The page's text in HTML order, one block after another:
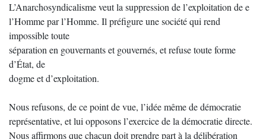
L’Anarchosyndicalisme veut la suppression de l’exploitation de e
l’Homme par l’Homme. Il préfigure une société qui rend
impossible toute
séparation en gouvernants et gouvernés, et refuse toute forme
d’État, de
dogme et d’exploitation.
Nous refusons, de ce point de vue, l’idée même de démocratie
représentative, et lui opposons l’exercice de la démocratie directe.
Nous affirmons que chacun doit prendre part à la délibération